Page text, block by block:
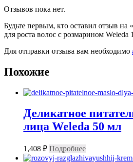
Отзывов пока нет.
Будьте первым, кто оставил отзыв
для роста волос с розмарином Weleda
Для отправки отзыва вам необходимо
Похожие
Деликатное
лица Weleda 50 мл
1,408 ₽ Подробнее